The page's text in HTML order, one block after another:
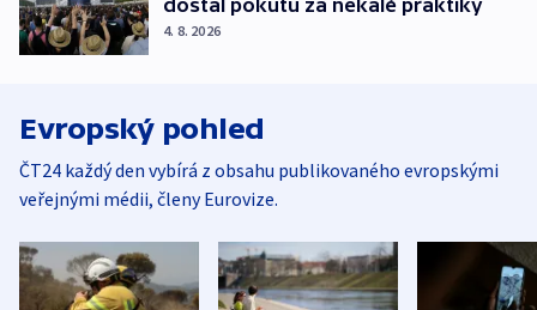
dostal pokutu za nekalé praktiky
4. 8. 2026
Evropský pohled
ČT24 každý den vybírá z obsahu publikovaného evropskými
veřejnými médii, členy Eurovize.